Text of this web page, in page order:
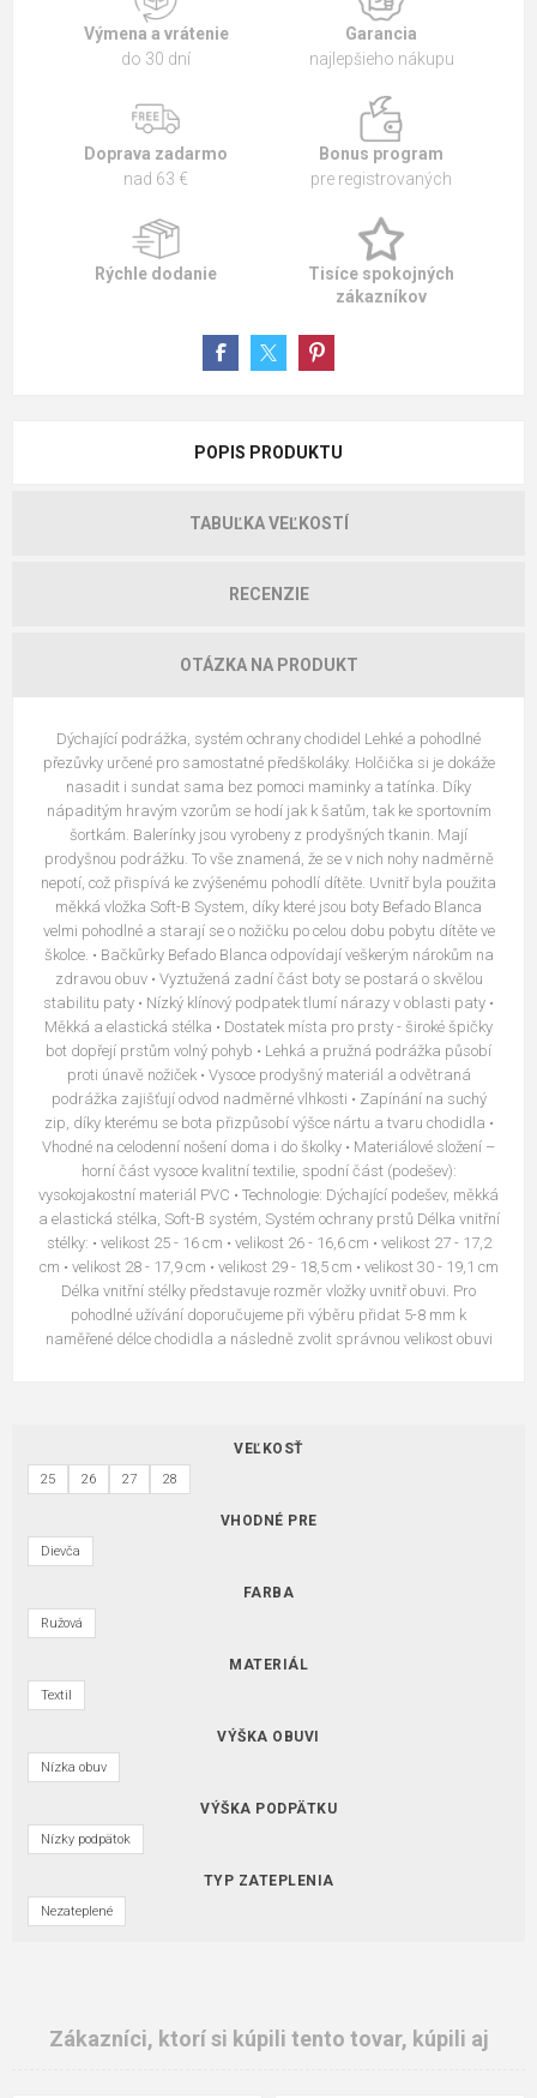
Výmena a vrátenie
do 30 dní
Garancia
najlepšieho nákupu
Doprava zadarmo
nad 63 €
Bonus program
pre registrovaných
Rýchle dodanie
Tisíce spokojných
zákazníkov
POPIS PRODUKTU
TABUĽKA VEĽKOSTÍ
RECENZIE
OTÁZKA NA PRODUKT
Dýchající podrážka, systém ochrany chodidel Lehké a pohodlné
přezůvky určené pro samostatné předškoláky. Holčička si je dokáže
nasadit i sundat sama bez pomoci maminky a tatínka. Díky
nápaditým hravým vzorům se hodí jak k šatům, tak ke sportovním
šortkám. Balerínky jsou vyrobeny z prodyšných tkanin. Mají
prodyšnou podrážku. To vše znamená, že se v nich nohy nadměrně
nepotí, což přispívá ke zvýšenému pohodlí dítěte. Uvnitř byla použita
měkká vložka Soft-B System, díky které jsou boty Befado Blanca
velmi pohodlné a starají se o nožičku po celou dobu pobytu dítěte ve
školce. • Bačkůrky Befado Blanca odpovídají veškerým nárokům na
zdravou obuv • Vyztužená zadní část boty se postará o skvělou
stabilitu paty • Nízký klínový podpatek tlumí nárazy v oblasti paty •
Měkká a elastická stélka • Dostatek místa pro prsty - široké špičky
bot dopřejí prstům volný pohyb • Lehká a pružná podrážka působí
proti únavě nožiček • Vysoce prodyšný materiál a odvětraná
podrážka zajišťují odvod nadměrné vlhkosti • Zapínání na suchý
zip, díky kterému se bota přizpůsobí výšce nártu a tvaru chodidla •
Vhodné na celodenní nošení doma i do školky • Materiálové složení –
horní část vysoce kvalitní textilie, spodní část (podešev):
vysokojakostní materiál PVC • Technologie: Dýchající podešev, měkká
a elastická stélka, Soft-B systém, Systém ochrany prstů Délka vnitřní
stélky: • velikost 25 - 16 cm • velikost 26 - 16,6 cm • velikost 27 - 17,2
cm • velikost 28 - 17,9 cm • velikost 29 - 18,5 cm • velikost 30 - 19,1 cm
Délka vnitřní stélky představuje rozměr vložky uvnitř obuvi. Pro
pohodlné užívání doporučujeme při výběru přidat 5-8 mm k
naměřené délce chodidla a následně zvolit správnou velikost obuvi
VEĽKOSŤ
25 26 27 28
VHODNÉ PRE
Dievča
FARBA
Ružová
MATERIÁL
Textil
VÝŠKA OBUVI
Nízka obuv
VÝŠKA PODPÄTKU
Nízky podpätok
TYP ZATEPLENIA
Nezateplené
Zákazníci, ktorí si kúpili tento tovar, kúpili aj